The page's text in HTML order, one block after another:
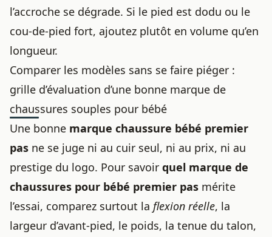
l’accroche se dégrade. Si le pied est dodu ou le
cou-de-pied fort, ajoutez plutôt en volume qu’en
longueur.
Comparer les modèles sans se faire piéger :
grille d’évaluation d’une bonne marque de
chaussures souples pour bébé
Une bonne marque chaussure bébé premier
pas ne se juge ni au cuir seul, ni au prix, ni au
prestige du logo. Pour savoir quel marque de
chaussures pour bébé premier pas mérite
l’essai, comparez surtout la flexion réelle, la
largeur d’avant-pied, le poids, la tenue du talon,